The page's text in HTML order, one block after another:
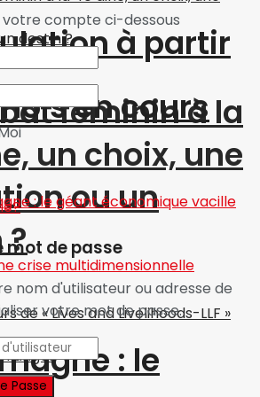
féminin à la
un choix, une
ou un
à partir
en cours
: le
compte ci-dessous
mot de passe
nom d'utilisateur ou adresse de
votre mot de passe.